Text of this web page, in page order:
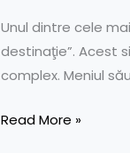
Unul dintre cele
destinaţie”. Acest
complex. Meniul
Read More »